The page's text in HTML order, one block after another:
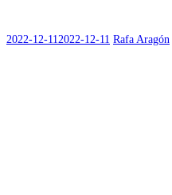
2022-12-112022-12-11 Rafa Aragón